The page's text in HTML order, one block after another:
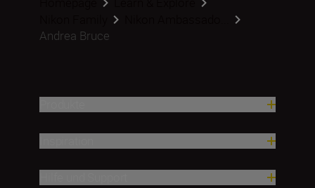
Andrea Bruce